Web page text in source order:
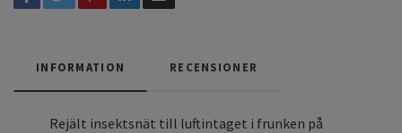
INFORMATION RECENSIONER
Rejält insektsnät till luftintaget i frunken på